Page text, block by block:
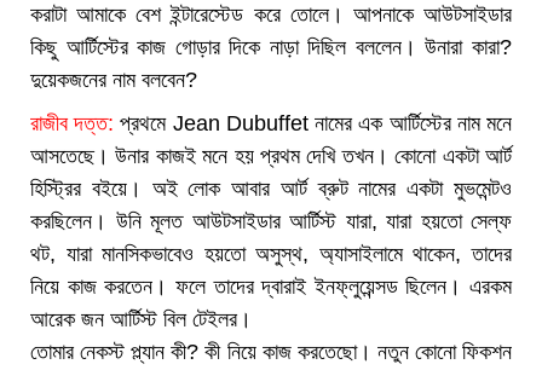
করাটা আমাকে বেশ ইন্টারেস্টেড করে তোলে। আপনাকে আউটসাইডার
কিছু আর্টিস্টের কাজ গোড়ার দিকে নাড়া দিছিল বললেন। উনারা কারা?
দুয়েকজনের নাম বলবেন?
রাজীব দত্ত: প্রথমে Jean Dubuffet নামের এক আর্টিস্টের নাম মনে
আসতেছে। উনার কাজই মনে হয় প্রথম দেখি তখন। কোনো একটা আর্ট
হিস্ট্রির বইয়ে। অই লোক আবার আর্ট ব্রুট নামের একটা মুভমেন্টও
করছিলেন। উনি মূলত আউটসাইডার আর্টিস্ট যারা, যারা হয়তো সেল্ফ
থট, যারা মানসিকভাবেও হয়তো অসুস্থ, অ্যাসাইলামে থাকেন, তাদের
নিয়ে কাজ করতেন। ফলে তাদের দ্বারাই ইনফ্লুয়েন্সড ছিলেন। এরকম
আরেক জন আর্টিস্ট বিল টেইলর।
তোমার নেকস্ট প্ল্যান কী? কী নিয়ে কাজ করতেছো। নতুন কোনো ফিকশন